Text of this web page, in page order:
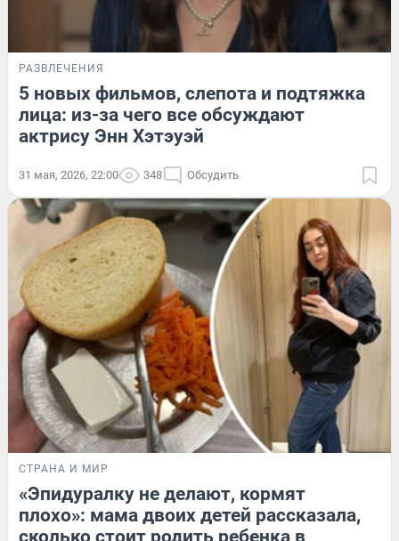
РАЗВЛЕЧЕНИЯ
5 новых фильмов, слепота и подтяжка
лица: из-за чего все обсуждают
актрису Энн Хэтэуэй
31 мая, 2026, 22:00 348 Обсудить
СТРАНА И МИР
«Эпидуралку не делают, кормят
плохо»: мама двоих детей рассказала,